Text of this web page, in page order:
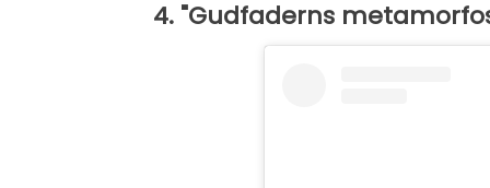
4. "Gudfaderns